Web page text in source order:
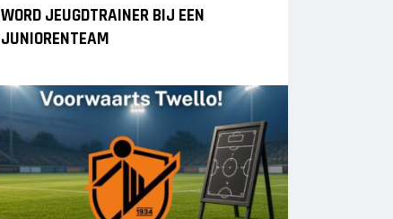
WORD JEUGDTRAINER BIJ EEN
JUNIORENTEAM